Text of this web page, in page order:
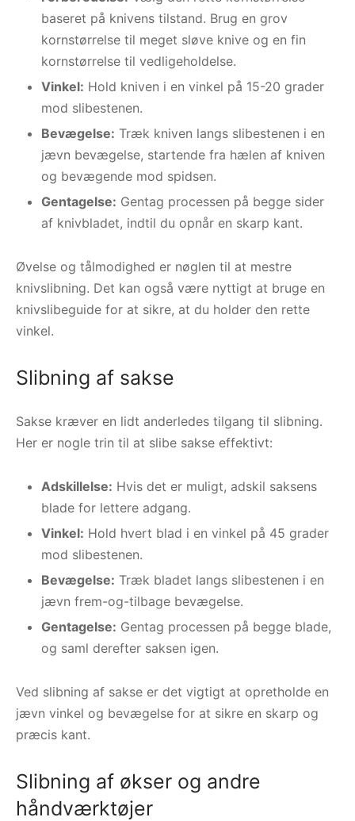
baseret på knivens tilstand. Brug en grov
kornstørrelse til meget sløve knive og en fin
kornstørrelse til vedligeholdelse.
Vinkel: Hold kniven i en vinkel på 15-20 grader
mod slibestenen.
Bevægelse: Træk kniven langs slibestenen i en
jævn bevægelse, startende fra hælen af kniven
og bevægende mod spidsen.
Gentagelse: Gentag processen på begge sider
af knivbladet, indtil du opnår en skarp kant.
Øvelse og tålmodighed er nøglen til at mestre
knivslibning. Det kan også være nyttigt at bruge en
knivslibeguide for at sikre, at du holder den rette
vinkel.
Slibning af sakse
Sakse kræver en lidt anderledes tilgang til slibning.
Her er nogle trin til at slibe sakse effektivt:
Adskillelse: Hvis det er muligt, adskil saksens
blade for lettere adgang.
Vinkel: Hold hvert blad i en vinkel på 45 grader
mod slibestenen.
Bevægelse: Træk bladet langs slibestenen i en
jævn frem-og-tilbage bevægelse.
Gentagelse: Gentag processen på begge blade,
og saml derefter saksen igen.
Ved slibning af sakse er det vigtigt at opretholde en
jævn vinkel og bevægelse for at sikre en skarp og
præcis kant.
Slibning af økser og andre
håndværktøjer